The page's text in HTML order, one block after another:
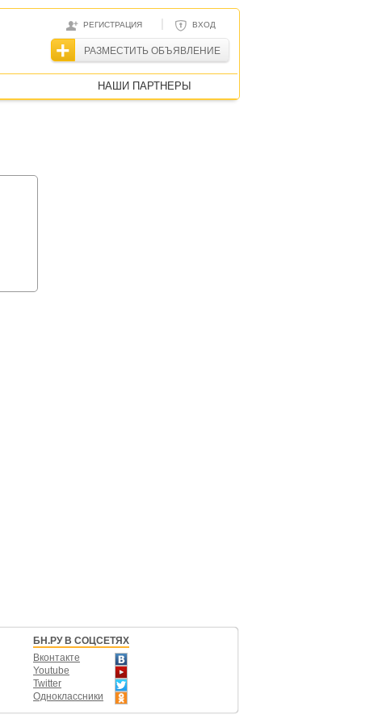
РЕГИСТРАЦИЯ | ВХОД
РАЗМЕСТИТЬ ОБЪЯВЛЕНИЕ
НАШИ ПАРТНЕРЫ
БН.РУ В СОЦСЕТЯХ
Вконтакте
Youtube
Twitter
Одноклассники